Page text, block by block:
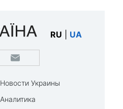
RU UA
Новости Украины
Аналитика